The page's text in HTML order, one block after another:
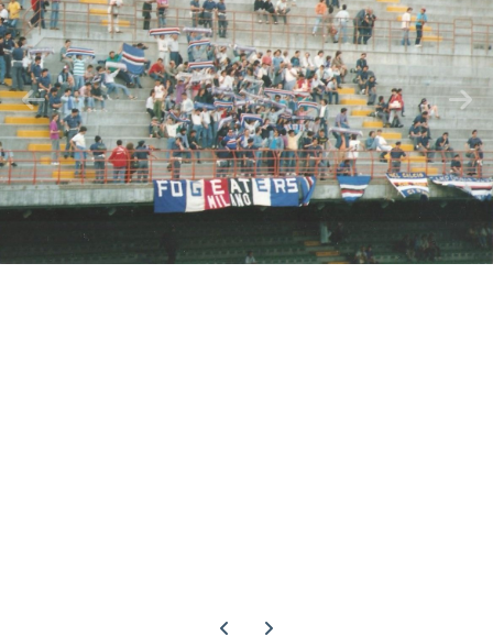
Previous carousel slide
Next carousel slide